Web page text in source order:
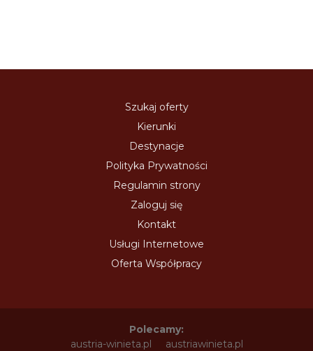
Szukaj oferty
Kierunki
Destynacje
Polityka Prywatności
Regulamin strony
Zaloguj się
Kontakt
Usługi Internetowe
Oferta Współpracy
Polecamy:
austria-winieta.pl
austriawinieta.pl